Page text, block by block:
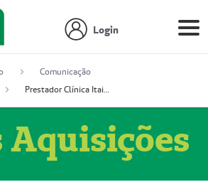
Login
Comunicação
Prestador Clínica Itaipú Ltda (51004348-2)
Aquisições